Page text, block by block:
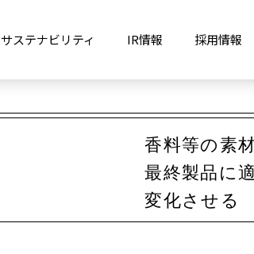
サステナビリティ IR情報 採用情報
香料等の素
最終製品に
変化させる